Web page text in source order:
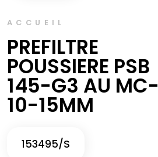
ACCUEIL
PREFILTRE
POUSSIERE PSB
145-G3 AU MC-
10-15MM
153495/S